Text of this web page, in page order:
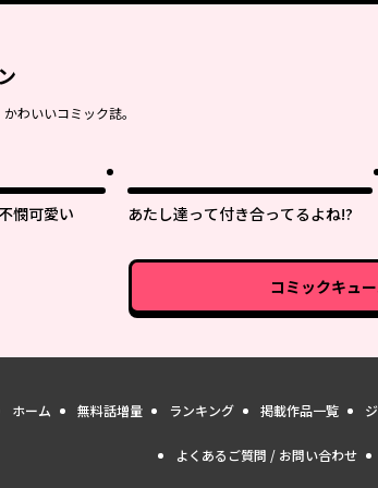
わいいコミック誌。
憫可愛い あたし達って付き合ってるよね!?
コミックキュ
ホーム 無料話増量 ランキング 掲載作品一覧
よくあるご質問 / お問い合わせ